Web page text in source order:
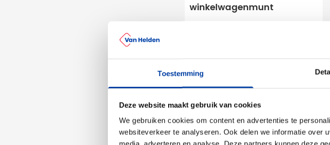
Toestemming
Deze website maakt gebruik van cookies
We gebruiken cookies om content en advertenties te
websiteverkeer te analyseren. Ook delen we informatie over
winkelwagenmunt
Bekijk product
Bestseller